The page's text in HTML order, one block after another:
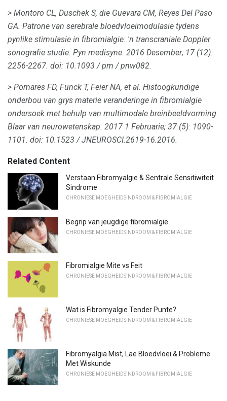
> Montoro CL, Duschek S, die Guevara CM, Reyes Del Paso
GA. Patrone van serebrale bloedvloeimodulasie tydens
pynlike stimulasie in fibromialgie: 'n transcraniale Doppler
sonografie studie. Pyn medisyne. 2016 Desember; 17 (12):
2256-2267. doi: 10.1093 / pm / pnw082.
> Pomares FD, Funck T, Feier NA, et al. Histoogkundige
onderbou van grys materie veranderinge in fibromialgie
ondersoek met behulp van multimodale breinbeeldvorming.
Blaar van neurowetenskap. 2017 1 Februarie; 37 (5): 1090-
1101. doi: 10.1523 / JNEUROSCI.2619-16.2016.
Related Content
Verstaan ​​Fibromyalgie & Sentrale Sensitiwiteit
Sindrome
CHRONIESE MOEGHEIDSINDROOM & FIBROMIALGIE
Begrip van jeugdige fibromialgie
CHRONIESE MOEGHEIDSINDROOM & FIBROMIALGIE
Fibromialgie Mite vs Feit
CHRONIESE MOEGHEIDSINDROOM & FIBROMIALGIE
Wat is Fibromyalgie Tender Punte?
CHRONIESE MOEGHEIDSINDROOM & FIBROMIALGIE
Fibromyalgia Mist, Lae Bloedvloei & Probleme
Met Wiskunde
CHRONIESE MOEGHEIDSINDROOM & FIBROMIALGIE